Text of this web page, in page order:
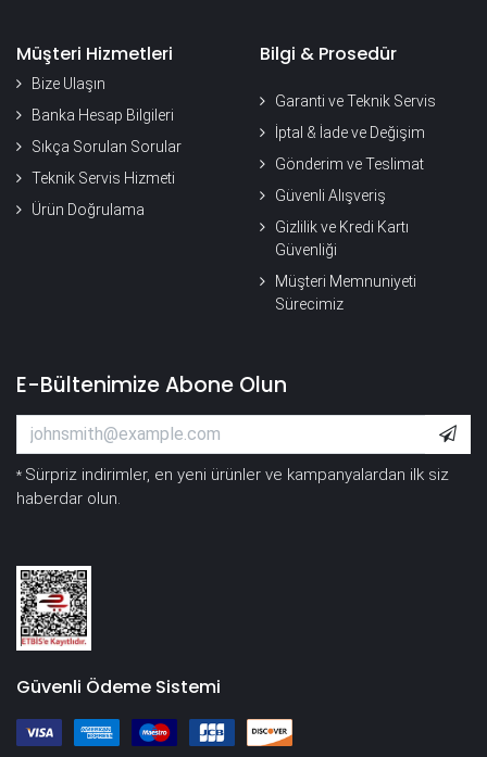
Müşteri Hizmetleri
Bize Ulaşın
Banka Hesap Bilgileri
Sıkça Sorulan Sorular
Teknik Servis Hizmeti
Ürün Doğrulama
Bilgi & Prosedür
Garanti ve Teknik Servis
İptal & İade ve Değişim
Gönderim ve Teslimat
Güvenli Alışveriş
Gizlilik ve Kredi Kartı
Güvenliği
Müşteri Memnuniyeti
Sürecimiz
E-Bültenimize Abone Olun
* Sürpriz indirimler, en yeni ürünler ve kampanyalardan ilk siz
haberdar olun.
Güvenli Ödeme Sistemi